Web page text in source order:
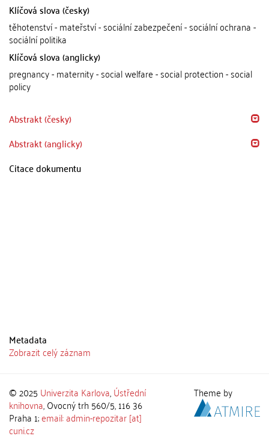
Klíčová slova (česky)
těhotenství - mateřství - sociální zabezpečení - sociální ochrana -
sociální politika
Klíčová slova (anglicky)
pregnancy - maternity - social welfare - social protection - social
policy
Abstrakt (česky)
Abstrakt (anglicky)
Citace dokumentu
Metadata
Zobrazit celý záznam
© 2025 Univerzita Karlova,Ústřední
knihovna, Ovocný trh 560/5, 116 36
Praha 1;email: admin-repozitar [at]
cuni.cz
Theme by